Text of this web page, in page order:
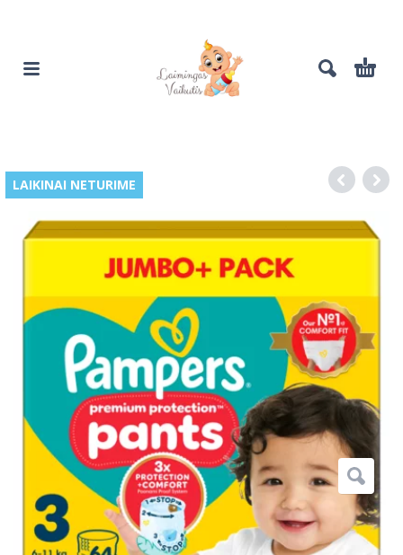
LAIKINAI NETURIME